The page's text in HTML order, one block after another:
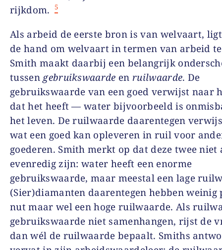
rijkdom.
5
Als arbeid de eerste bron is van welvaart,
de hand om welvaart in termen van arbeid
Smith maakt daarbij een belangrijk
tussengebruikswaarde en ruilwaarde. De
gebruikswaarde van een goed verwijst naar
dat het heeft — water bijvoorbeeld is
het leven. De ruilwaarde daarentegen
wat een goed kan opleveren in ruil voor
goederen. Smith merkt op dat deze twee
evenredig zijn: water heeft een enorme
gebruikswaarde, maar meestal een lage
(Sier)diamanten daarentegen hebben weinig
nut maar wel een hoge ruilwaarde. Als
gebruikswaarde niet samenhangen, rijst de
dan wél de ruilwaarde bepaalt. Smiths